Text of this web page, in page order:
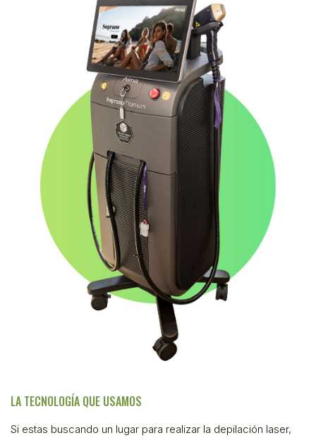
LA TECNOLOGÍA QUE USAMOS
Si estas buscando un lugar para realizar la depilación laser,